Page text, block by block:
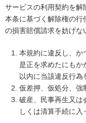
サービスの利用契約を解
本条に基づく解除権の行
の損害賠償請求を妨げな
本規約に違反し、か
是正を求めたにもか
以内に当該違反行為
仮差押、仮処分、強
破産、民事再生又は
しくは清算手続に入